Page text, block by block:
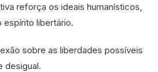
reforça os ideais humanísticos,
espírito libertário.
sobre as liberdades possíveis
desigual.